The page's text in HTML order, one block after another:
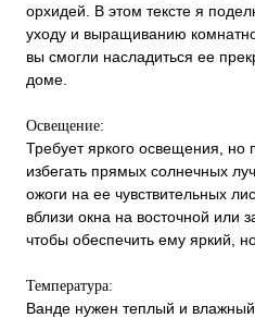
орхидей. В этом тексте я
уходу и выращиванию
вы смогли насладиться ее
доме.
Освещение:
Требует яркого освещения, но
избегать прямых солнечных
ожоги на ее чувствительных
вблизи окна на восточной или
чтобы обеспечить ему яркий,
Температура:
Ванде нужен теплый и влажный